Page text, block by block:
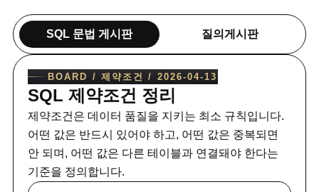
SQL 문법 게시판 질의게시판
BOARD / 제약조건 / 2026-04-13
SQL 제약조건 정리
제약조건은 데이터 품질을 지키는 최소 규칙입니다.
어떤 값은 반드시 있어야 하고, 어떤 값은 중복되면
안 되며, 어떤 값은 다른 테이블과 연결돼야 한다는
기준을 정의합니다.